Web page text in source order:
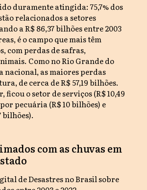
duramente atingida: 75,7% dos
relacionados a setores
a R$ 86,37 bilhões entre 2003
é o campo que mais têm
com perdas de safras,
Como no Rio Grande do
nacional, as maiores perdas
de cerca de R$ 57,19 bilhões.
ficou o setor de serviços (R$ 10,49
pecuária (R$ 10 bilhões) e
bilhões).
com as chuvas em
de Desastres no Brasil sobre